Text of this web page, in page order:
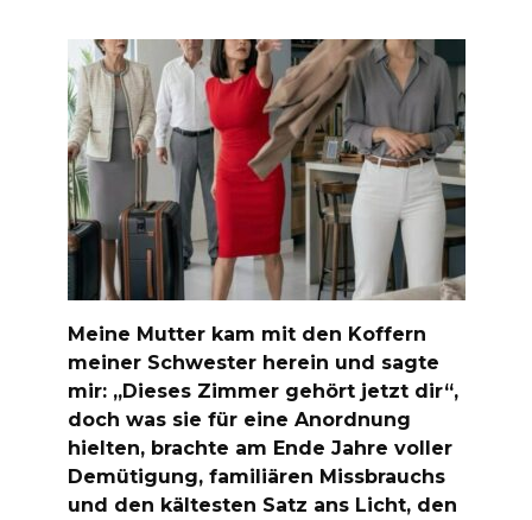
Meine Mutter kam mit den Koffern
meiner Schwester herein und sagte
mir: „Dieses Zimmer gehört jetzt dir“,
doch was sie für eine Anordnung
hielten, brachte am Ende Jahre voller
Demütigung, familiären Missbrauchs
und den kältesten Satz ans Licht, den